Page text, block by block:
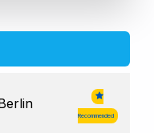
Recommended